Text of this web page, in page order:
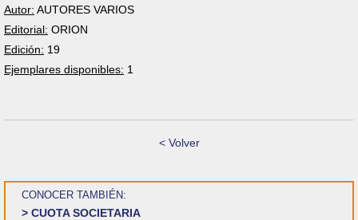
Autor: AUTORES VARIOS
Editorial: ORION
Edición: 19
Ejemplares disponibles: 1
< Volver
CONOCER TAMBIÉN:
> CUOTA SOCIETARIA